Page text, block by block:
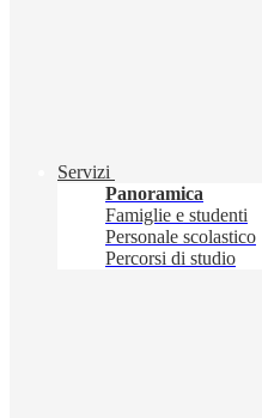
Servizi
Panoramica
Famiglie e studenti
Personale scolastico
Percorsi di studio